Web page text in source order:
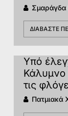
Σμαράγδα
ΔΙΑΒΆΣΤΕ
Υπό
Κάλυμνο
τις
Πατμιακά